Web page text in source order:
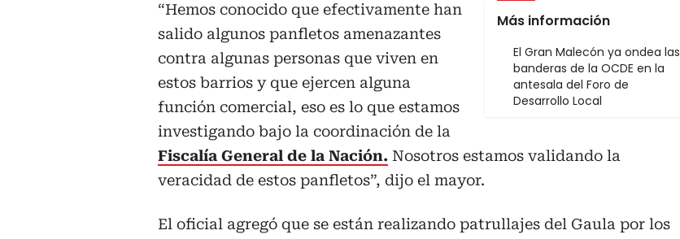
Más información
El Gran Malecón ya ondea las
banderas de la OCDE en la
antesala del Foro de
Desarrollo Local
“Hemos conocido que efectivamente han
salido algunos panfletos amenazantes
contra algunas personas que viven en
estos barrios y que ejercen alguna
función comercial, eso es lo que estamos
investigando bajo la coordinación de la
Fiscalía General de la Nación. Nosotros estamos validando la
veracidad de estos panfletos”, dijo el mayor.
El oficial agregó que se están realizando patrullajes del Gaula por los